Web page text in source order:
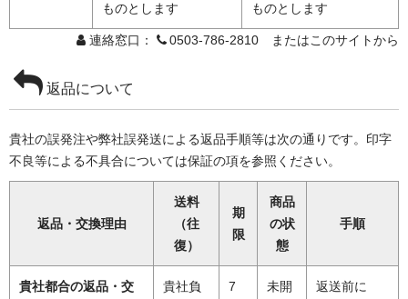
ものとします
ものとします
連絡窓口： 0503-786-2810 またはこのサイトから
返品について
貴社の誤発注や弊社誤発送による返品手順等は次の通りです。印字
不良等による不具合については保証の項を参照ください。
返品・交換理由
送料
（往
復）
期
限
商品
の状
態
手順
貴社都合の返品・交
貴社負
7
未開
返送前に